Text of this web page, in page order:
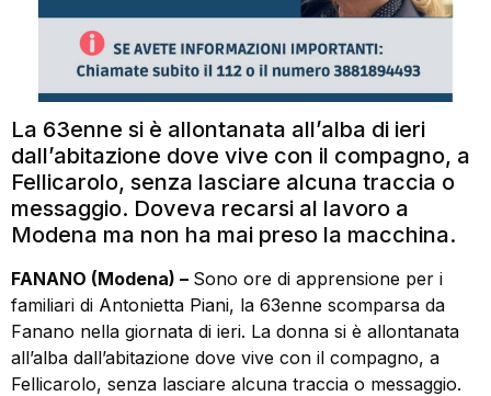
La 63enne si è allontanata all’alba di ieri
dall’abitazione dove vive con il compagno, a
Fellicarolo, senza lasciare alcuna traccia o
messaggio. Doveva recarsi al lavoro a
Modena ma non ha mai preso la macchina.
FANANO (Modena) – Sono ore di apprensione per i
familiari di Antonietta Piani, la 63enne scomparsa da
Fanano nella giornata di ieri. La donna si è allontanata
all’alba dall’abitazione dove vive con il compagno, a
Fellicarolo, senza lasciare alcuna traccia o messaggio.